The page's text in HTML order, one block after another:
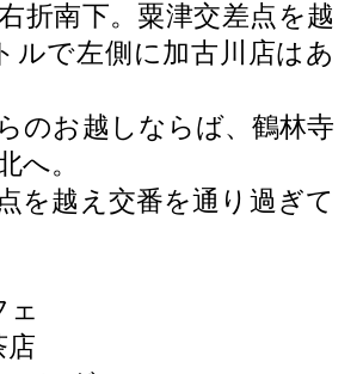
折南下。粟津交差点を越
ルで左側に加古川店はあ
のお越しならば、鶴林寺
へ。
を越え交番を通り過ぎて
ェ
店